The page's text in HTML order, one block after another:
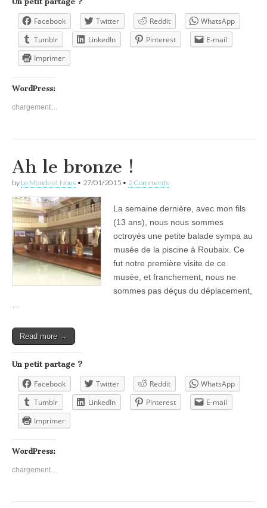
Facebook Twitter Reddit
WhatsApp
Tumblr
LinkedIn Pinterest
E-mail
Imprimer
WordPress:
chargement…
Ah le bronze !
by Le Monde et Nous • 27/01/2015 • 2 Comments
La semaine dernière, avec mon fils
(13 ans), nous nous sommes
octroyés une petite balade sympa au
musée de la piscine à Roubaix. Ce
fut notre première visite de ce
musée, et franchement, nous ne
sommes pas déçus du déplacement,
Read more →
Un petit partage ?
Facebook Twitter Reddit
WhatsApp
Tumblr
LinkedIn Pinterest
E-mail
Imprimer
WordPress:
chargement…